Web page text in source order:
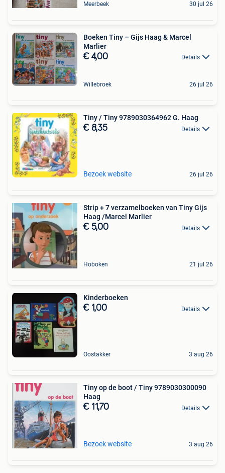
Meerbeek 30 jul 26
Boeken Tiny – Gijs Haag & Marcel
Marlier
€ 4,00 Details
Willebroek 26 jul 26
Tiny / Tiny 9789030364962 G. Haag
€ 8,35 Details
Bezoek website 26 jul 26
Strip + 7 verzamelboeken van Tiny Gijs
Haag /Marcel Marlier
€ 5,00 Details
Hoboken 21 jul 26
Kinderboeken
€ 1,00 Details
Oostakker 3 aug 26
Tiny op de boot / Tiny 9789030300090
Haag
€ 11,70 Details
Bezoek website 3 aug 26